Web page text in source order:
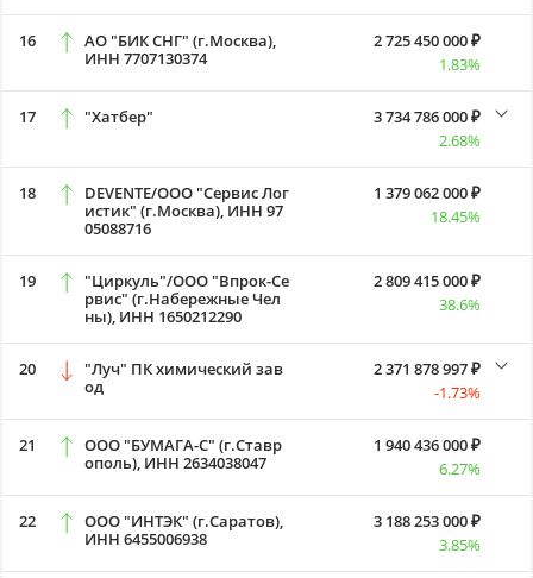
16
АО "БИК СНГ" (г.Москва),
ИНН 7707130374
2 725 450 000 ₽
1.83%
17 "Хатбер"
3 734 786 000 ₽
2.68%
18
DEVENTE/ООО "Сервис Лог
истик" (г.Москва), ИНН 97
05088716
1 379 062 000 ₽
18.45%
19
"Циркуль"/ООО "Впрок-Се
рвис" (г.Набережные Чел
ны), ИНН 1650212290
2 809 415 000 ₽
38.6%
20
"Луч" ПК химический зав
од
2 371 878 997 ₽
-1.73%
21
ООО "БУМАГА-С" (г.Ставр
ополь), ИНН 2634038047
1 940 436 000 ₽
6.27%
22
ООО "ИНТЭК" (г.Саратов),
ИНН 6455006938
3 188 253 000 ₽
3.85%